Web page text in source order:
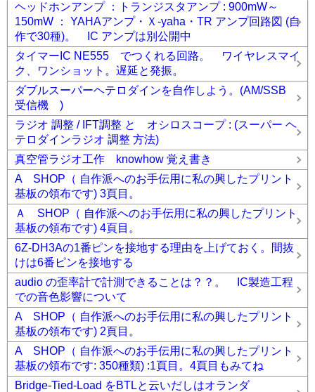
ヘッドホンアンプ ：トランジスタアンプ : 900mW～
150mW ： YAHAアンプ・Ｘ-yaha・TR アンプ回路図 (自
作で30種)。 IC アンプは別公開中
タイマーIC NE555 でつくれる回路。 ワイヤレスマイ
ク、ワンショット。遅延と発振。
ダブルスーパーヘテロダインを自作しよう。(AM/SSB
受信機 )
ラジオ 調整 / IFT調整 と オシロスコープ : (スーパー ヘ
テロダインラジオ 調整 方法)
真空管ラジオ工作 knowhow 覚え書き
A SHOP（ 自作派へのお手伝用に私の興したプリント
基板の領布です) 3頁目。
Ａ SHOP（ 自作派へのお手伝用に私の興したプリント
基板の領布です) 4頁目。
6Z-DH3Aの1番ピンを接地する理由を上げておく。間抜
けは6番ピンを接地する
audio の歪率計で計測できることは？？。 IC製造工程
での音色影響について
A SHOP（ 自作派へのお手伝用に私の興したプリント
基板の領布です) 2頁目。
A SHOP（ 自作派へのお手伝用に私の興したプリント
基板の領布です: 350種類) :1頁目。4頁目もみてね
Bridge-Tied-Load をBTLと云いだしはオランダ